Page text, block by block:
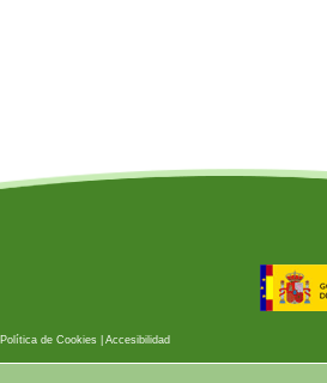
Política de Cookies| Accesibilidad